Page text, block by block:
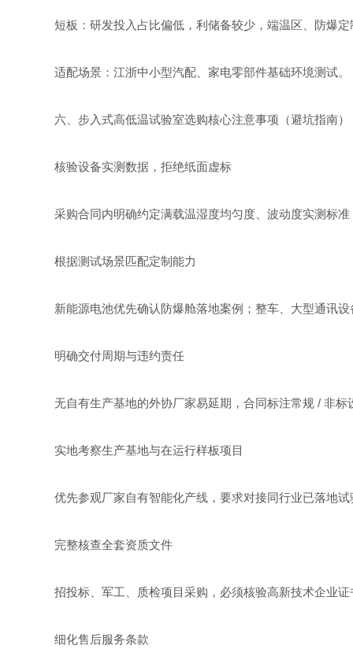
短板：研发投入占比偏低，利储备较少，端温区、防爆
适配场景：江浙中小型汽配、家电零部件基础环境测试。
六、步入式高低温试验室选购核心注意事项（避坑指南）
核验设备实测数据，拒绝纸面虚标
采购合同内明确约定满载温湿度均匀度、波动度实测标
根据测试场景匹配定制能力
新能源电池优先确认防爆舱落地案例；整车、大型通讯
明确交付周期与违约责任
无自有生产基地的外协厂家易延期，合同标注常规 / 非
实地考察生产基地与在运行样板项目
优先参观厂家自有智能化产线，要求对接同行业已落地
完整核查全套资质文件
招投标、军工、质检项目采购，必须核验高新技术企业
细化售后服务条款